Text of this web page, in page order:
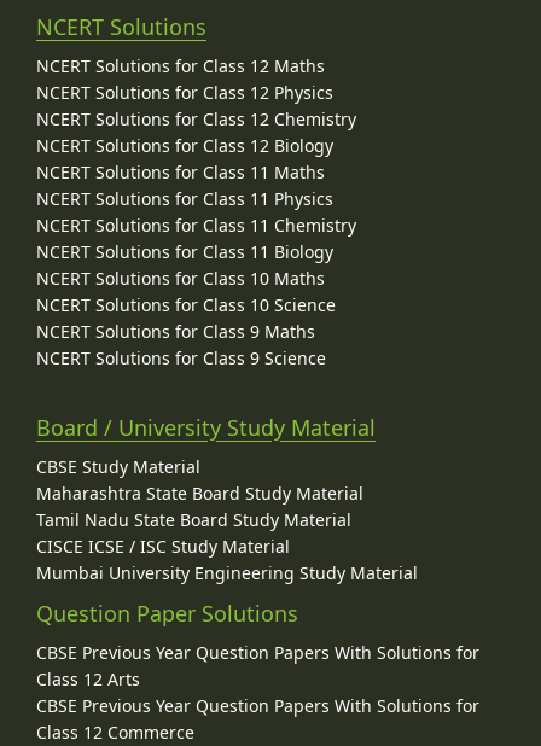
NCERT Solutions
NCERT Solutions for Class 12 Maths
NCERT Solutions for Class 12 Physics
NCERT Solutions for Class 12 Chemistry
NCERT Solutions for Class 12 Biology
NCERT Solutions for Class 11 Maths
NCERT Solutions for Class 11 Physics
NCERT Solutions for Class 11 Chemistry
NCERT Solutions for Class 11 Biology
NCERT Solutions for Class 10 Maths
NCERT Solutions for Class 10 Science
NCERT Solutions for Class 9 Maths
NCERT Solutions for Class 9 Science
Board / University Study Material
CBSE Study Material
Maharashtra State Board Study Material
Tamil Nadu State Board Study Material
CISCE ICSE / ISC Study Material
Mumbai University Engineering Study Material
Question Paper Solutions
CBSE Previous Year Question Papers With Solutions for
Class 12 Arts
CBSE Previous Year Question Papers With Solutions for
Class 12 Commerce